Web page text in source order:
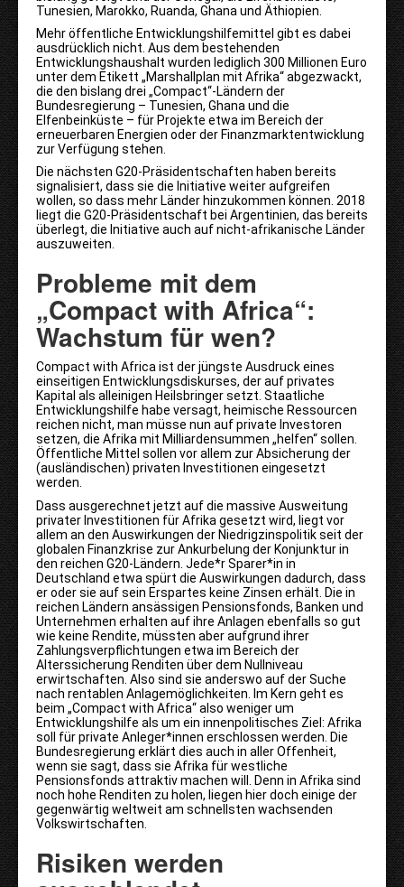
Tunesien, Marokko, Ruanda, Ghana und Äthiopien.
Mehr öffentliche Entwicklungshilfemittel gibt es dabei
ausdrücklich nicht. Aus dem bestehenden
Entwicklungshaushalt wurden lediglich 300 Millionen Euro
unter dem Etikett „Marshallplan mit Afrika“ abgezwackt,
die den bislang drei „Compact“-Ländern der
Bundesregierung – Tunesien, Ghana und die
Elfenbeinküste – für Projekte etwa im Bereich der
erneuerbaren Energien oder der Finanzmarktentwicklung
zur Verfügung stehen.
Die nächsten G20-Präsidentschaften haben bereits
signalisiert, dass sie die Initiative weiter aufgreifen
wollen, so dass mehr Länder hinzukommen können. 2018
liegt die G20-Präsidentschaft bei Argentinien, das bereits
überlegt, die Initiative auch auf nicht-afrikanische Länder
auszuweiten.
Probleme mit dem
„Compact with Africa“:
Wachstum für wen?
Compact with Africa ist der jüngste Ausdruck eines
einseitigen Entwicklungsdiskurses, der auf privates
Kapital als alleinigen Heilsbringer setzt. Staatliche
Entwicklungshilfe habe versagt, heimische Ressourcen
reichen nicht, man müsse nun auf private Investoren
setzen, die Afrika mit Milliardensummen „helfen“ sollen.
Öffentliche Mittel sollen vor allem zur Absicherung der
(ausländischen) privaten Investitionen eingesetzt
werden.
Dass ausgerechnet jetzt auf die massive Ausweitung
privater Investitionen für Afrika gesetzt wird, liegt vor
allem an den Auswirkungen der Niedrigzinspolitik seit der
globalen Finanzkrise zur Ankurbelung der Konjunktur in
den reichen G20-Ländern. Jede*r Sparer*in in
Deutschland etwa spürt die Auswirkungen dadurch, dass
er oder sie auf sein Erspartes keine Zinsen erhält. Die in
reichen Ländern ansässigen Pensionsfonds, Banken und
Unternehmen erhalten auf ihre Anlagen ebenfalls so gut
wie keine Rendite, müssten aber aufgrund ihrer
Zahlungsverpflichtungen etwa im Bereich der
Alterssicherung Renditen über dem Nullniveau
erwirtschaften. Also sind sie anderswo auf der Suche
nach rentablen Anlagemöglichkeiten. Im Kern geht es
beim „Compact with Africa“ also weniger um
Entwicklungshilfe als um ein innenpolitisches Ziel: Afrika
soll für private Anleger*innen erschlossen werden. Die
Bundesregierung erklärt dies auch in aller Offenheit,
wenn sie sagt, dass sie Afrika für westliche
Pensionsfonds attraktiv machen will. Denn in Afrika sind
noch hohe Renditen zu holen, liegen hier doch einige der
gegenwärtig weltweit am schnellsten wachsenden
Volkswirtschaften.
Risiken werden